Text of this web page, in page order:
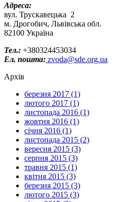
Адреса:
вул. Трускавецька 2
м. Дрогобич, Львівська обл.
82100 Україна
Тел.: +380324453034
Ел. пошта: zvoda@sde.org.ua
Архів
березня 2017 (1)
лютого 2017 (1)
листопада 2016 (1)
жовтня 2016 (1)
січня 2016 (1)
листопада 2015 (2)
вересня 2015 (3)
серпня 2015 (3)
травня 2015 (1)
квітня 2015 (3)
березня 2015 (3)
лютого 2015 (3)